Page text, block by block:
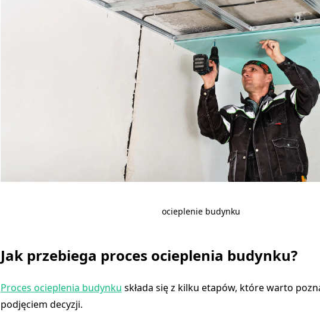
ocieplenie budynku
Jak przebiega proces ocieplenia budynku?
Proces ocieplenia budynku składa się z kilku etapów, które warto
podjęciem decyzji.